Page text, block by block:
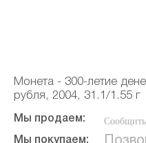
Монета - 300-летие
рубля, 2004, 31.1/1.55 г
Мы продаем:
Мы покупаем: